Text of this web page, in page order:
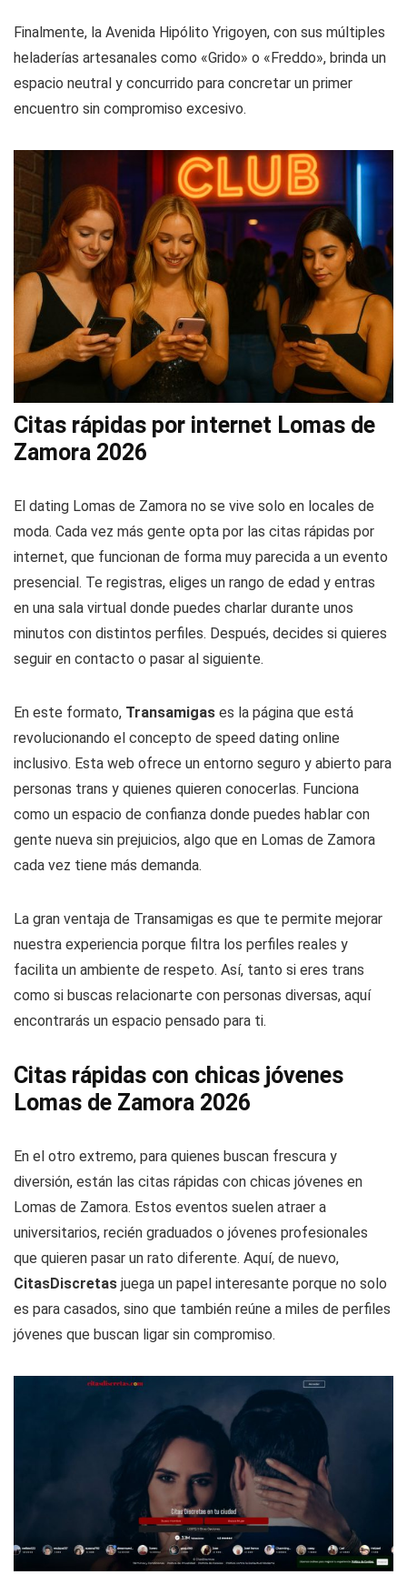
Finalmente, la Avenida Hipólito Yrigoyen, con sus múltiples
heladerías artesanales como «Grido» o «Freddo», brinda un
espacio neutral y concurrido para concretar un primer
encuentro sin compromiso excesivo.
Citas rápidas por internet Lomas de
Zamora 2026
El dating Lomas de Zamora no se vive solo en locales de
moda. Cada vez más gente opta por las citas rápidas por
internet, que funcionan de forma muy parecida a un evento
presencial. Te registras, eliges un rango de edad y entras
en una sala virtual donde puedes charlar durante unos
minutos con distintos perfiles. Después, decides si quieres
seguir en contacto o pasar al siguiente.
En este formato, Transamigas es la página que está
revolucionando el concepto de speed dating online
inclusivo. Esta web ofrece un entorno seguro y abierto para
personas trans y quienes quieren conocerlas. Funciona
como un espacio de confianza donde puedes hablar con
gente nueva sin prejuicios, algo que en Lomas de Zamora
cada vez tiene más demanda.
La gran ventaja de Transamigas es que te permite mejorar
nuestra experiencia porque filtra los perfiles reales y
facilita un ambiente de respeto. Así, tanto si eres trans
como si buscas relacionarte con personas diversas, aquí
encontrarás un espacio pensado para ti.
Citas rápidas con chicas jóvenes
Lomas de Zamora 2026
En el otro extremo, para quienes buscan frescura y
diversión, están las citas rápidas con chicas jóvenes en
Lomas de Zamora. Estos eventos suelen atraer a
universitarios, recién graduados o jóvenes profesionales
que quieren pasar un rato diferente. Aquí, de nuevo,
CitasDiscretas juega un papel interesante porque no solo
es para casados, sino que también reúne a miles de perfiles
jóvenes que buscan ligar sin compromiso.